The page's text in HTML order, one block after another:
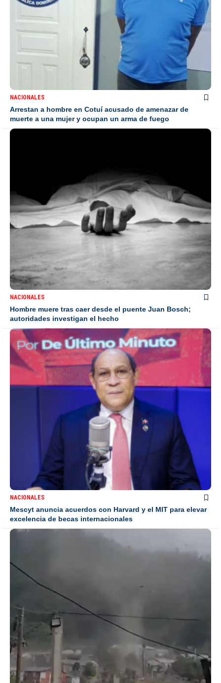
NACIONALES
Arrestan a hombre en Cotuí acusado de amenazar de
muerte a una mujer y ocupan un arma de fuego
NACIONALES
Hombre muere tras caer desde el puente Juan Bosch;
autoridades investigan el hecho
NACIONALES
Mescyt anuncia acuerdos con Harvard y el MIT para elevar
excelencia de becas internacionales